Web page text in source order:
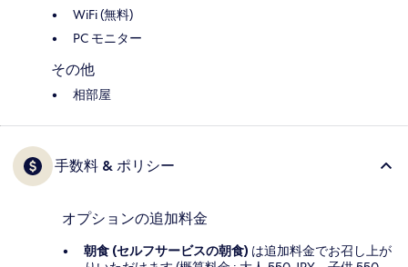
WiFi (無料)
PC モニター
その他
相部屋
手数料 & ポリシー
オプションの追加料金
朝食 (セルフサービスの朝食) は追加料金でお召し上が